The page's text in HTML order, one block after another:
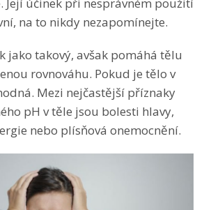
Její účinek při nesprávném použití
na to nikdy nezapomínejte.
jako takový, avšak pomáhá tělu
rovnováhu. Pokud je tělo v
Mezi nejčastější příznaky
pH v těle jsou bolesti hlavy,
nebo plísňová onemocnění.